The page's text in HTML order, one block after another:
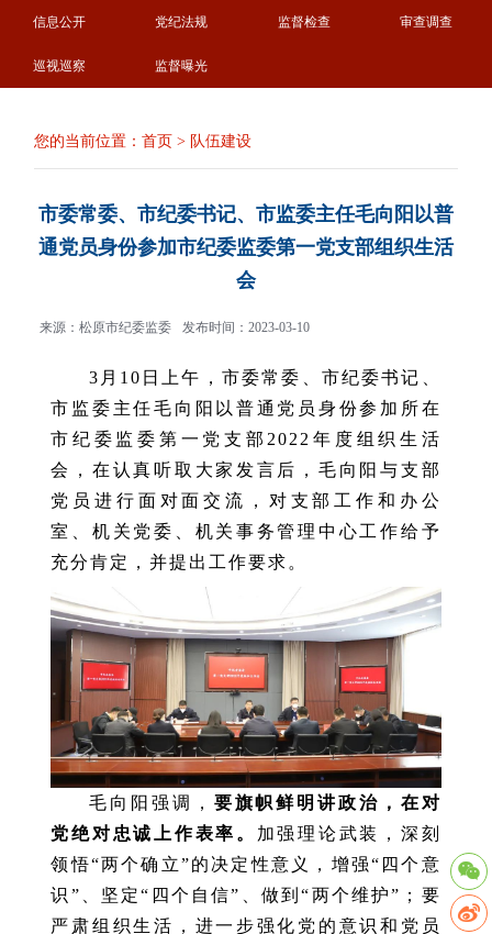
信息公开 党纪法规 监督检查 审查调查
巡视巡察 监督曝光
您的当前位置：首页 > 队伍建设
市委常委、市纪委书记、市监委主任毛向阳以普
通党员身份参加市纪委监委第一党支部组织生活
会
来源：松原市纪委监委 发布时间：2023-03-10
3月10日上午，市委常委、市纪委书记、
市监委主任毛向阳以普通党员身份参加所在
市纪委监委第一党支部2022年度组织生活
会，在认真听取大家发言后，毛向阳与支部
党员进行面对面交流，对支部工作和办公
室、机关党委、机关事务管理中心工作给予
充分肯定，并提出工作要求。
毛向阳强调， 要旗帜鲜明讲政治，在对
党绝对忠诚上作表率。 加强理论武装，深刻
领悟“两个确立”的决定性意义，增强“四个意
识”、坚定“四个自信”、做到“两个维护”；要
严肃组织生活，进一步强化党的意识和党员